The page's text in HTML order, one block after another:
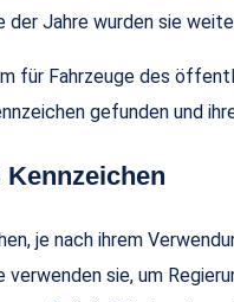
Jahre wurden sie
für Fahrzeuge des
gefunden und
je nach ihrem
sie, um